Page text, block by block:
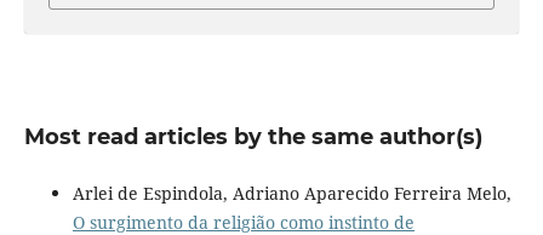
Most read articles by the same author(s)
Arlei de Espindola, Adriano Aparecido Ferreira Melo,
O surgimento da religião como instinto de